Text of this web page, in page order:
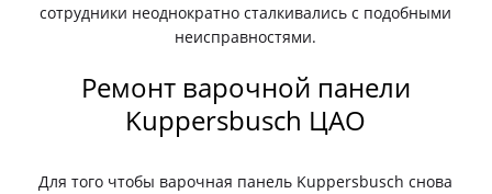
сотрудники неоднократно сталкивались с подобными
неисправностями.
Ремонт варочной панели
Kuppersbusch ЦАО
Для того чтобы варочная панель Kuppersbusch снова